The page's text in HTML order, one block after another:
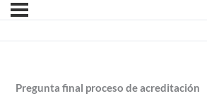
Pregunta final proceso de acreditación